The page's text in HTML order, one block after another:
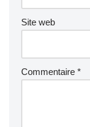
Site web
Commentaire *